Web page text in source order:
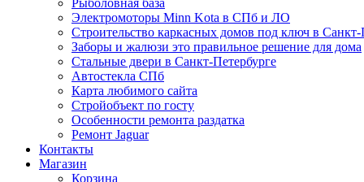
Рыболовная база
Электромоторы Minn Kota в СПб и ЛО
Строительство каркасных домов под ключ в Санкт-
Заборы и жалюзи это правильное решение для дома
Стальные двери в Санкт-Петербурге
Автостекла СПб
Карта любимого сайта
Стройобъект по госту
Особенности ремонта раздатка
Ремонт Jaguar
Контакты
Магазин
Корзина